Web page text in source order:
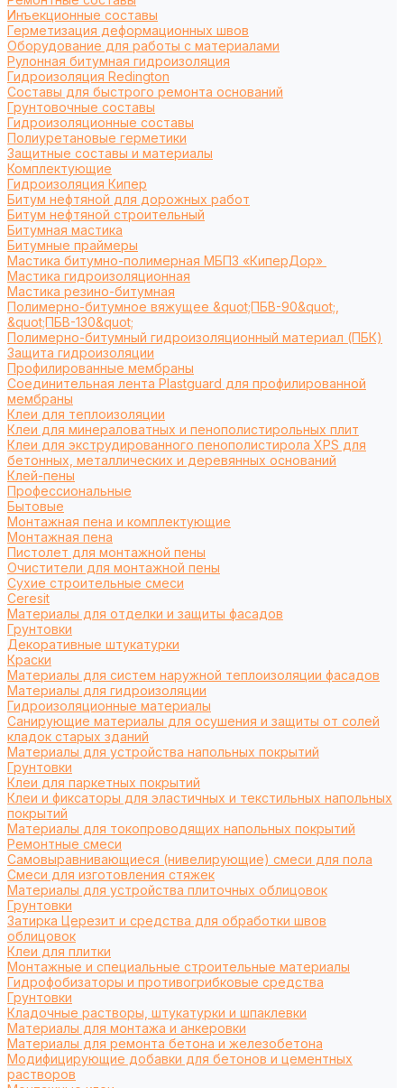
Инъекционные составы
Герметизация деформационных швов
Оборудование для работы с материалами
Рулонная битумная гидроизоляция
Гидроизоляция Redington
Составы для быстрого ремонта оснований
Грунтовочные составы
Гидроизоляционные составы
Полиуретановые герметики
Защитные составы и материалы
Комплектующие
Гидроизоляция Кипер
Битум нефтяной для дорожных работ
Битум нефтяной строительный
Битумная мастика
Битумные праймеры
Мастика битумно-полимерная МБПЗ «КиперДор»
Мастика гидроизоляционная
Мастика резино-битумная
Полимерно-битумное вяжущее &quot;ПБВ-90&quot;,
&quot;ПБВ-130&quot;
Полимерно-битумный гидроизоляционный материал (ПБК)
Защита гидроизоляции
Профилированные мембраны
Соединительная лента Plastguard для профилированной
мембраны
Клеи для теплоизоляции
Клеи для минераловатных и пенополистирольных плит
Клеи для экструдированного пенополистирола XPS для
бетонных, металлических и деревянных оснований
Клей-пены
Профессиональные
Бытовые
Монтажная пена и комплектующие
Монтажная пена
Пистолет для монтажной пены
Очистители для монтажной пены
Сухие строительные смеси
Ceresit
Материалы для отделки и защиты фасадов
Грунтовки
Декоративные штукатурки
Краски
Материалы для систем наружной теплоизоляции фасадов
Материалы для гидроизоляции
Гидроизоляционные материалы
Санирующие материалы для осушения и защиты от солей
кладок старых зданий
Материалы для устройства напольных покрытий
Грунтовки
Клеи для паркетных покрытий
Клеи и фиксаторы для эластичных и текстильных напольных
покрытий
Материалы для токопроводящих напольных покрытий
Ремонтные смеси
Самовыравнивающиеся (нивелирующие) смеси для пола
Смеси для изготовления стяжек
Материалы для устройства плиточных облицовок
Грунтовки
Затирка Церезит и средства для обработки швов
облицовок
Клеи для плитки
Монтажные и специальные строительные материалы
Гидрофобизаторы и противогрибковые средства
Грунтовки
Кладочные растворы, штукатурки и шпаклевки
Материалы для монтажа и анкеровки
Материалы для ремонта бетона и железобетона
Модифицирующие добавки для бетонов и цементных
растворов